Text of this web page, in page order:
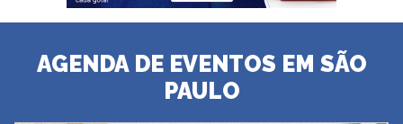
AGENDA DE EVENTOS EM SÃO
PAULO